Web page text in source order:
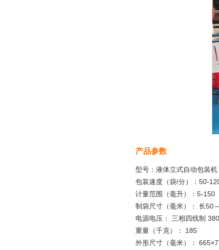
产品参数
型号：液体立式自动包装机
包装速度（袋/分）：50-
计量范围（毫升）：5-150
制袋尺寸（毫米）： 长50
电源电压： 三相四线制
重量（千克）： 185
外形尺寸（毫米）：